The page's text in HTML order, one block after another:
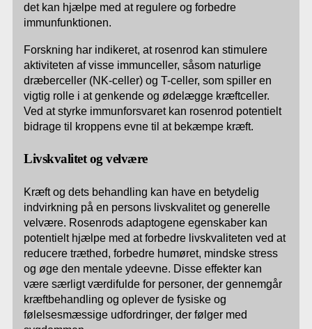
det kan hjælpe med at regulere og forbedre
immunfunktionen.
Forskning har indikeret, at rosenrod kan stimulere
aktiviteten af visse immunceller, såsom naturlige
dræberceller (NK-celler) og T-celler, som spiller en
vigtig rolle i at genkende og ødelægge kræftceller.
Ved at styrke immunforsvaret kan rosenrod potentielt
bidrage til kroppens evne til at bekæmpe kræft.
Livskvalitet og velvære
Kræft og dets behandling kan have en betydelig
indvirkning på en persons livskvalitet og generelle
velvære. Rosenrods adaptogene egenskaber kan
potentielt hjælpe med at forbedre livskvaliteten ved at
reducere træthed, forbedre humøret, mindske stress
og øge den mentale ydeevne. Disse effekter kan
være særligt værdifulde for personer, der gennemgår
kræftbehandling og oplever de fysiske og
følelsesmæssige udfordringer, der følger med